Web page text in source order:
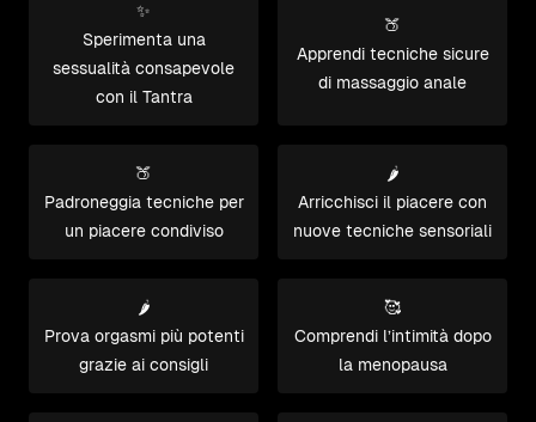
✨
Sperimenta una
sessualità consapevole
con il Tantra
🍑
Apprendi tecniche sicure
di massaggio anale
🍑
Padroneggia tecniche per
un piacere condiviso
🌶️
Arricchisci il piacere con
nuove tecniche sensoriali
🌶️
Prova orgasmi più potenti
grazie ai consigli
🥰
Comprendi l’intimità dopo
la menopausa